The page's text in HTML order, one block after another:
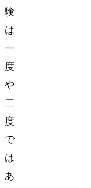
験
は
一
度
や
二
度
で
は
あ